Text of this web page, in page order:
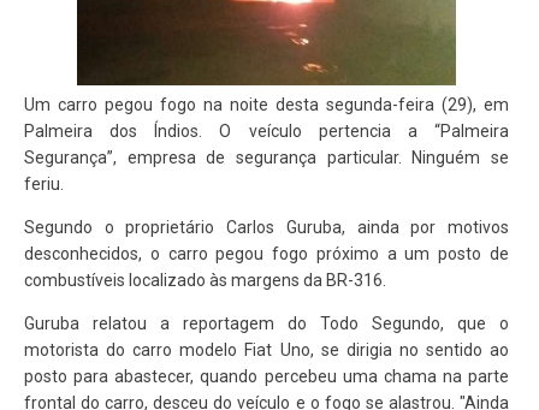
Um carro pegou fogo na noite desta segunda-feira (29), em
Palmeira dos Índios. O veículo pertencia a “Palmeira
Segurança”, empresa de segurança particular. Ninguém se
feriu.
Segundo o proprietário Carlos Guruba, ainda por motivos
desconhecidos, o carro pegou fogo próximo a um posto de
combustíveis localizado às margens da BR-316.
Guruba relatou a reportagem do Todo Segundo, que o
motorista do carro modelo Fiat Uno, se dirigia no sentido ao
posto para abastecer, quando percebeu uma chama na parte
frontal do carro, desceu do veículo e o fogo se alastrou. "Ainda